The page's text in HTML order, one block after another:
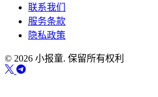
联系我们
服务条款
隐私政策
© 2026 小报童. 保留所有权利